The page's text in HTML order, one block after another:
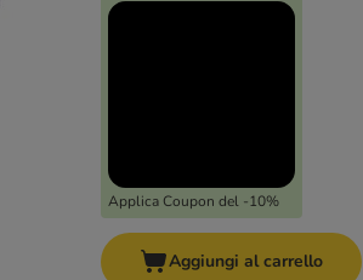
Applica Coupon del -10%
Aggiungi al carrello